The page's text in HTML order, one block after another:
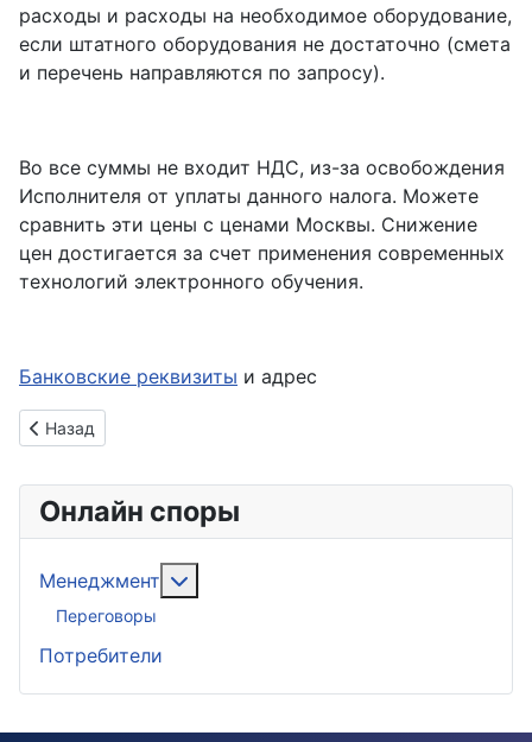
расходы и расходы на необходимое оборудование,
если штатного оборудования не достаточно (смета
и перечень направляются по запросу).
Во все суммы не входит НДС, из-за освобождения
Исполнителя от уплаты данного налога. Можете
сравнить эти цены с ценами Москвы. Снижение
цен достигается за счет применения современных
технологий электронного обучения.
Банковские реквизиты и адрес
Предыдущий: Реклама на сайте
Назад
Онлайн споры
Менеджмент
Переговоры
Потребители